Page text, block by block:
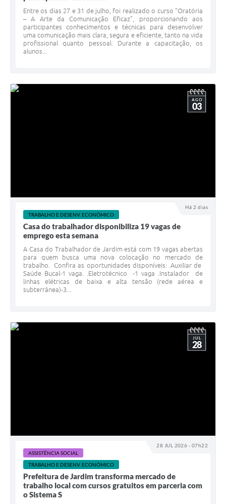
Entre os dias 27 e 31 de julho, foi realizado o curso "Oratória
– A Arte da Comunicação Eficaz", proporcionando aos
participantes conhecimentos e técnicas para desenvolver
uma comunicação mais clara, segura e eficiente, tanto na vida
profissional quanto pessoal. Durante a capacitação, os
alunos...
Há 2 dias
AGO
03
TRABALHO E DESENV. ECONÔMICO
Casa do trabalhador disponibiliza 19 vagas de
emprego esta semana
A Casa do Trabalhador de Jardim está com 19 vagas abertas
para quem busca uma nova colocação no mercado de
trabalho. Confira as oportunidades disponíveis: .Auxiliar de
Saúde Bucal-1 vaga. .Eletrotécnico -1 vaga .Instalador de
linhas elétricas de baixa e alta tensão (rede aérea e
subterrânea)-3...
28 JUL 2026 - 07h22
JUL
28
ASSISTÊNCIA SOCIAL
TRABALHO E DESENV. ECONÔMICO
Prefeitura de Jardim transforma mercado de
trabalho local com cursos gratuitos em parceria com
o Sistema S